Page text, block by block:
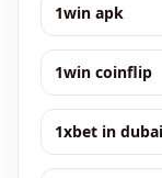
1win apk
1win coinflip
1xbet in dubai